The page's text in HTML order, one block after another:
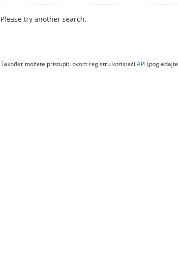
Please try another search.
Također možete pristupiti ovom registru koristeći API(pogledajte